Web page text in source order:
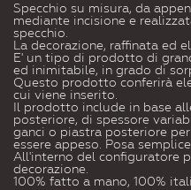
Specchio su misura, da
mediante incisione e
specchio.
La decorazione, raffinata ed
E' un tipo di prodotto di
ed inimitabile, in grado di
Questo prodotto conferirà
cui viene inserito.
Il prodotto include in base
posteriore, di spessore
ganci o piastra posteriore
essere appeso. Posa
All'interno del configuratore
decorazione.
100% fatto a mano, 100%